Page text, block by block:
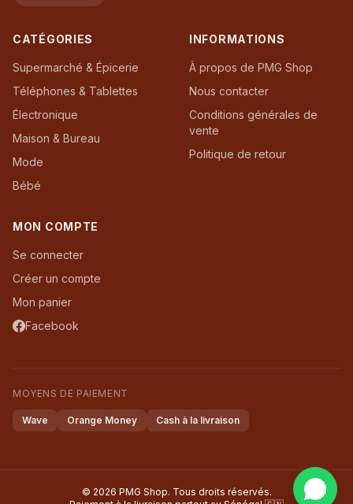
CATÉGORIES
Supermarché & Épicerie
Téléphones & Tablettes
Électronique
Maison & Bureau
Mode
Bébé
INFORMATIONS
À propos de PMG Shop
Nous contacter
Conditions générales de
vente
Politique de retour
MON COMPTE
Se connecter
Créer un compte
Mon panier
Facebook
MOYENS DE PAIEMENT
Wave Orange Money Cash à la livraison
© 2026 PMG Shop. Tous droits réservés.